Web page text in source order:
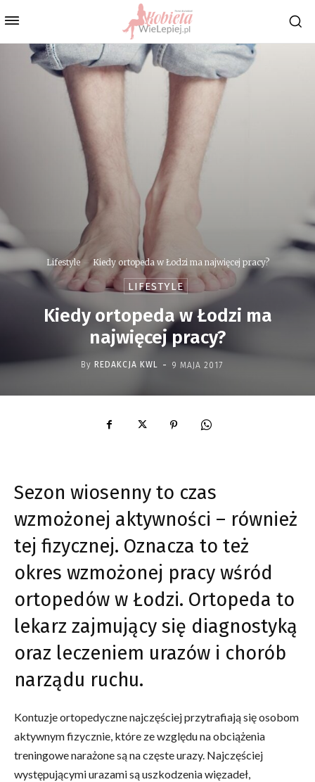
Lifestyle Kiedy ortopeda w Łodzi ma najwięcej pracy?
LIFESTYLE
Kiedy ortopeda w Łodzi ma
najwięcej pracy?
By REDAKCJA KWL - 9 MAJA 2017
Sezon wiosenny to czas
wzmożonej aktywności – również
tej fizycznej. Oznacza to też
okres wzmożonej pracy wśród
ortopedów w Łodzi. Ortopeda to
lekarz zajmujący się diagnostyką
oraz leczeniem urazów i chorób
narządu ruchu.
Kontuzje ortopedyczne najczęściej przytrafiają się osobom
aktywnym fizycznie, które ze względu na obciążenia
treningowe narażone są na częste urazy. Najczęściej
występującymi urazami są uszkodzenia więzadeł,